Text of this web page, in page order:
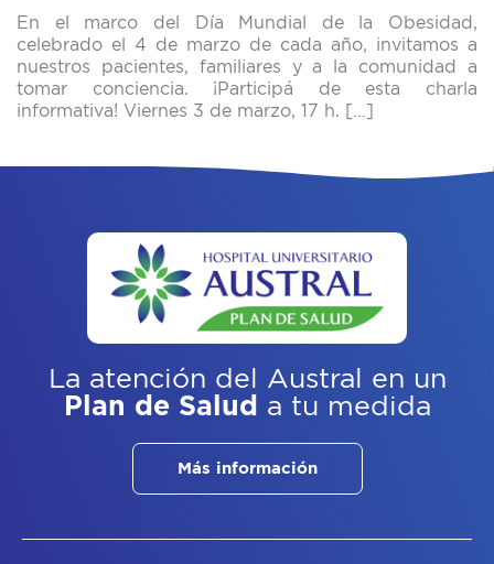
En el marco del Día Mundial de la Obesidad,
celebrado el 4 de marzo de cada año, invitamos a
nuestros pacientes, familiares y a la comunidad a
tomar conciencia. ¡Participá de esta charla
informativa! Viernes 3 de marzo, 17 h. […]
La atención del Austral
en un
Plan de Salud a tu medida
Más información